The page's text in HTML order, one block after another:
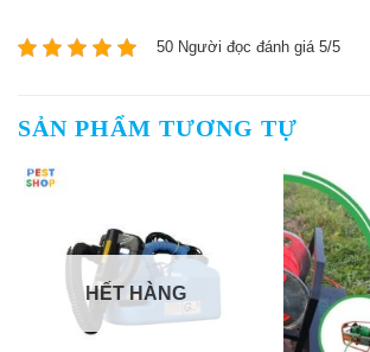
50 Người đọc đánh giá 5/5
SẢN PHẨM TƯƠNG TỰ
HẾT HÀNG